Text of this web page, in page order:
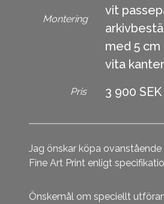
Montering
vit
med 5
vita
Pris 3 900
Jag önskar köpa
Fine Art Print enligt
Önskemål om speciellt